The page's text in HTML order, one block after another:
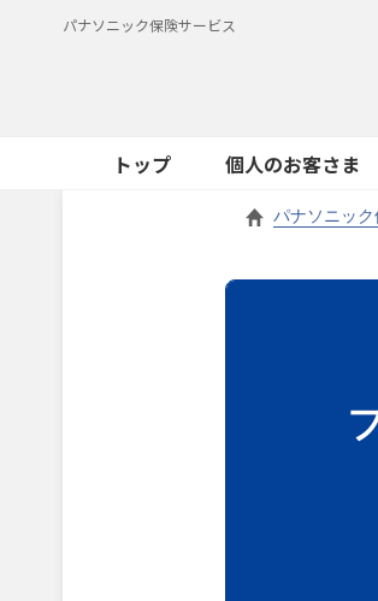
パナソニック保険サービス
トップ 個人のお客さま
パナソニッ